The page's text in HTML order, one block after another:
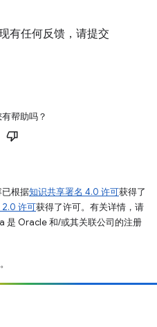
有任何反馈，请提交
帮助吗？
根据知识共享署名 4.0 许可获得了
许可获得了许可。有关详情，请
是 Oracle 和/或其关联公司的注册